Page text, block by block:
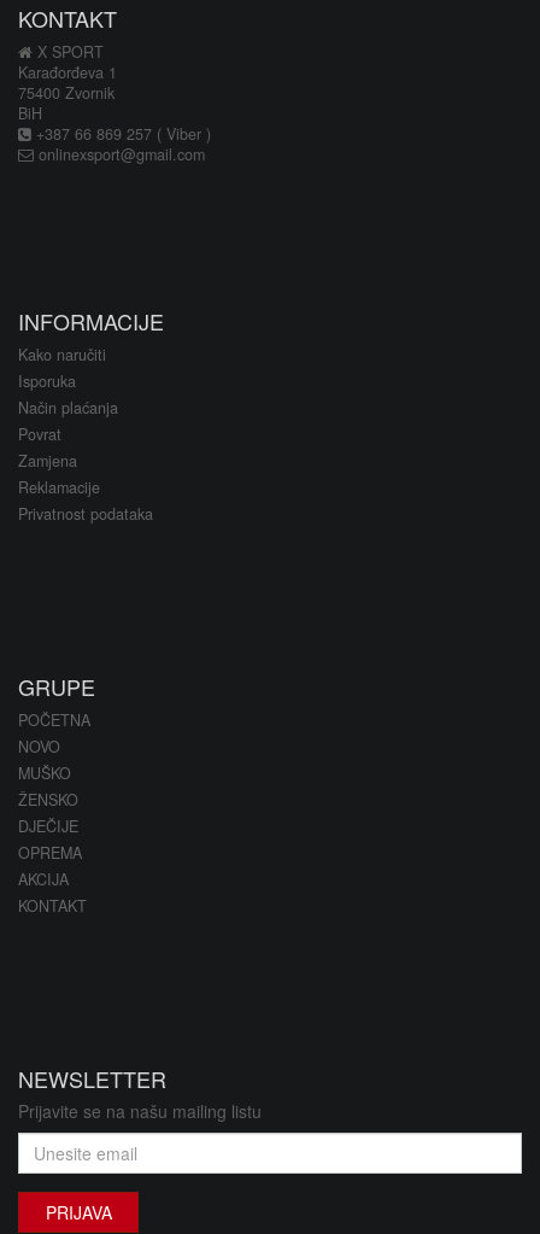
KONTAKT
X SPORT
Karađorđeva 1
75400 Zvornik
BiH
+387 66 869 257 ( Viber )
onlinexsport@gmail.com
INFORMACIJE
Kako naručiti
Isporuka
Način plaćanja
Povrat
Zamjena
Reklamacije
Privatnost podataka
GRUPE
POČETNA
NOVO
MUŠKO
ŽENSKO
DJEČIJE
OPREMA
AKCIJA
KONTAKT
NEWSLETTER
Prijavite se na našu mailing listu
PRIJAVA